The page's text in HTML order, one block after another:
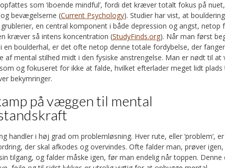
i psykologiske parametre over tid for deltagerne (PMC NCBI
kæmper med betydelig angst, depression eller andre mentale
at søge professionel hjælp. En ergoterapeut kan for
en del af en personlig behandlingsplan. For en dybere
værd at tage fri fra jobbet og tage på en klatretur, hvor man
dens fordele. For dem, der ønsker at tage klatringen til nye
atrejse ud i verden for at dyrke klatresport
på en bouldervæg, der strækker sig efter et greb, viser den
strategiske tænkning, som bouldering kræver.
viste, at klatring specifikt kunne føre til en signifikant
anxiety) sammenlignet med en social kontrolgruppe, hvilket
angstdæmpende effekt (Frontiers in Psychiatry).
som ‘iboende mindful’, fordi det kræver totalt fokus på nuet,
bevægelserne (Current Psychology). Studier har vist, at
en central komponent i både depression og angst, netop
kræver så intens koncentration (StudyFinds.org). Når man først
en boulderhal, er det ofte netop denne totale fordybelse, der
af mental stilhed midt i den fysiske anstrengelse. Man er nødt til at
og fokuseret for ikke at falde, hvilket efterlader meget lidt plads
bekymringer.
på væggen til mental
handler i høj grad om problemløsning. Hver rute, eller ‘problem’,
der skal afkodes og overvindes. Ofte falder man, prøver igen,
tilgang, og falder måske igen, før man endelig når toppen. Denne